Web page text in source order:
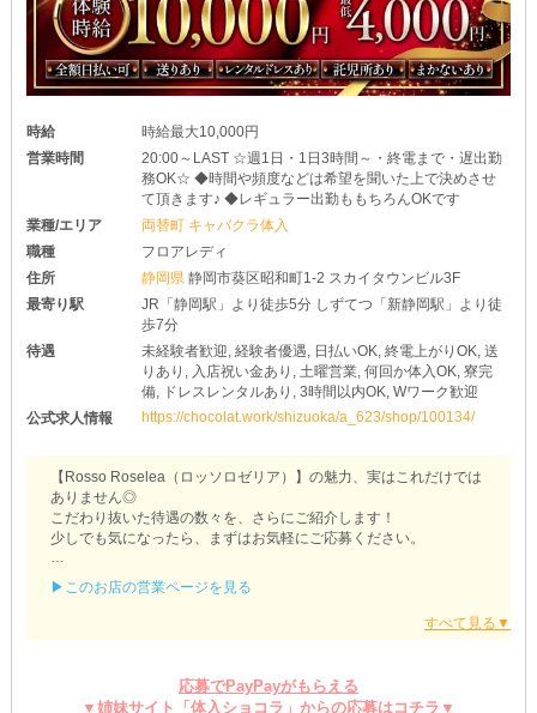
時給
時給最大10,000円
営業時間
20:00～LAST ☆週1日・1日3時間～・終電まで・遅出勤
務OK☆ ◆時間や頻度などは希望を聞いた上で決めさせ
て頂きます♪ ◆レギュラー出勤ももちろんOKです
業種/エリア
両替町 キャバクラ体入
職種
フロアレディ
住所
静岡県静岡市葵区昭和町1-2 スカイタウンビル3F
最寄り駅
JR「静岡駅」より徒歩5分 しずてつ「新静岡駅」より徒
歩7分
待遇
未経験者歓迎, 経験者優遇, 日払いOK, 終電上がりOK, 送
りあり, 入店祝い金あり, 土曜営業, 何回か体入OK, 寮完
備, ドレスレンタルあり, 3時間以内OK, Wワーク歓迎
公式求人情報
https://chocolat.work/shizuoka/a_623/shop/100134/
【Rosso Roselea（ロッソロゼリア）】の魅力、実はこれだけでは
ありません◎
こだわり抜いた待遇の数々を、さらにご紹介します！
少しでも気になったら、まずはお気軽にご応募ください。
▶このお店の営業ページを見る
応募でPayPayがもらえる
▼姉妹サイト「体入ショコラ」からの応募はコチラ▼